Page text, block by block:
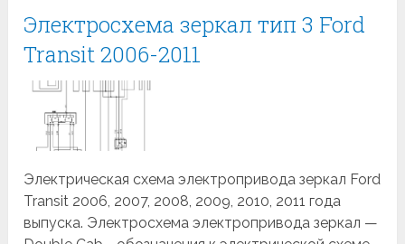
Электросхема зеркал тип 3 Ford
Transit 2006-2011
Электрическая схема электропривода зеркал Ford
Transit 2006, 2007, 2008, 2009, 2010, 2011 года
выпуска. Электросхема электропривода зеркал —